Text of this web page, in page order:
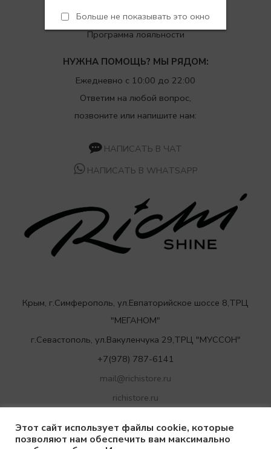
Больше не показывать это окно
Отзывы
Программа лояльности
НУЖНА ПОМОЩЬ? МЫ РЯДОМ:
Ежедневно с 10:00 до 22:00
Ответим на любой вопрос,
позвоните или напишите нам:
НАПИСАТЬ В ЧАТ
НАПИСАТЬ В WHATSAPP
Крым, г.Симферополь, ул.Евпаторийское шоссе 8,ТРЦ
"МЕГАНОМ"
г.Севастополь, ул.Вакуленчука 29,ТРЦ "МУССОН"
+7(978) 787-6141
mail@richistore.ru
richistore.ru
Этот сайт использует файлы cookie, которые
позволяют нам обеспечить вам максимально